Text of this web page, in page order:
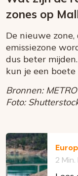
zones op
De nieuwe
emissiezone
dus beter
kun je een boete
Bronnen:
Foto:
2